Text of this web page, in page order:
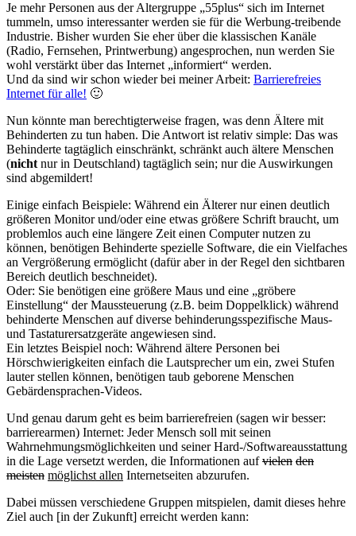
Je mehr Personen aus der Altergruppe „55plus“ sich im Internet
tummeln, umso interessanter werden sie für die Werbung-treibende
Industrie. Bisher wurden Sie eher über die klassischen Kanäle
(Radio, Fernsehen, Printwerbung) angesprochen, nun werden Sie
wohl verstärkt über das Internet „informiert“ werden.
Und da sind wir schon wieder bei meiner Arbeit: Barrierefreies
Internet für alle! 🙂
Nun könnte man berechtigterweise fragen, was denn Ältere mit
Behinderten zu tun haben. Die Antwort ist relativ simple: Das was
Behinderte tagtäglich einschränkt, schränkt auch ältere Menschen
(nicht nur in Deutschland) tagtäglich sein; nur die Auswirkungen
sind abgemildert!
Einige einfach Beispiele: Während ein Älterer nur einen deutlich
größeren Monitor und/oder eine etwas größere Schrift braucht, um
problemlos auch eine längere Zeit einen Computer nutzen zu
können, benötigen Behinderte spezielle Software, die ein Vielfaches
an Vergrößerung ermöglicht (dafür aber in der Regel den sichtbaren
Bereich deutlich beschneidet).
Oder: Sie benötigen eine größere Maus und eine „gröbere
Einstellung“ der Maussteuerung (z.B. beim Doppelklick) während
behinderte Menschen auf diverse behinderungsspezifische Maus-
und Tastaturersatzgeräte angewiesen sind.
Ein letztes Beispiel noch: Während ältere Personen bei
Hörschwierigkeiten einfach die Lautsprecher um ein, zwei Stufen
lauter stellen können, benötigen taub geborene Menschen
Gebärdensprachen-Videos.
Und genau darum geht es beim barrierefreien (sagen wir besser:
barrierearmen) Internet: Jeder Mensch soll mit seinen
Wahrnehmungsmöglichkeiten und seiner Hard-/Softwareausstattung
in die Lage versetzt werden, die Informationen aufvielen den
meisten möglichst allen Internetseiten abzurufen.
Dabei müssen verschiedene Gruppen mitspielen, damit dieses hehre
Ziel auch [in der Zukunft] erreicht werden kann: